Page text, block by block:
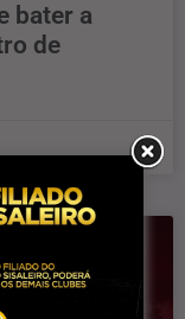
bater a
de